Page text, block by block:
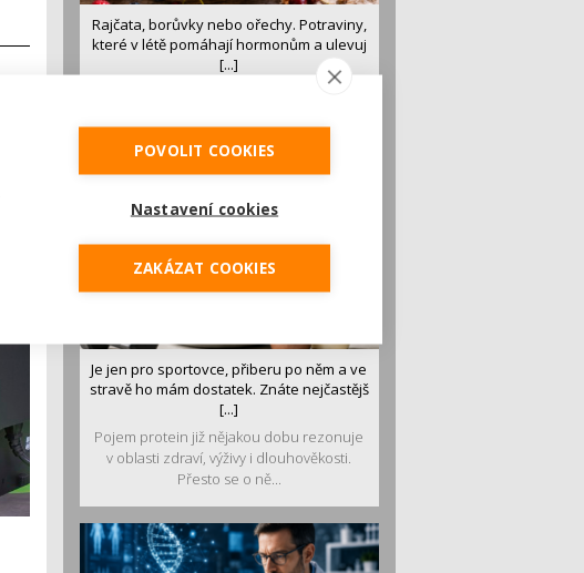
Rajčata, borůvky nebo ořechy. Potraviny,
které v létě pomáhají hormonům a ulevuj
[...]
luštěniny jsou práv...
Je jen pro sportovce, přiberu po něm a ve
stravě ho mám dostatek. Znáte nejčastějš
[...]
Pojem protein již nějakou dobu rezonuje
v oblasti zdraví, výživy i dlouhověkosti.
Přesto se o ně...
POVOLIT COOKIES
Nastavení cookies
ZAKÁZAT COOKIES